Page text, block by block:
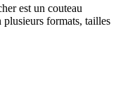
est un couteau
formats, tailles